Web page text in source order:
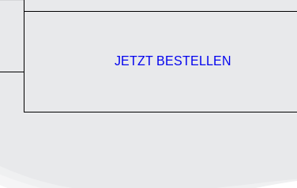
JETZT BESTELLEN